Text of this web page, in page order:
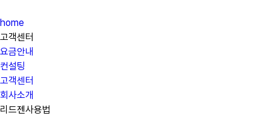
home
고객센터
요금안내
컨설팅
고객센터
회사소개
리드젠사용법